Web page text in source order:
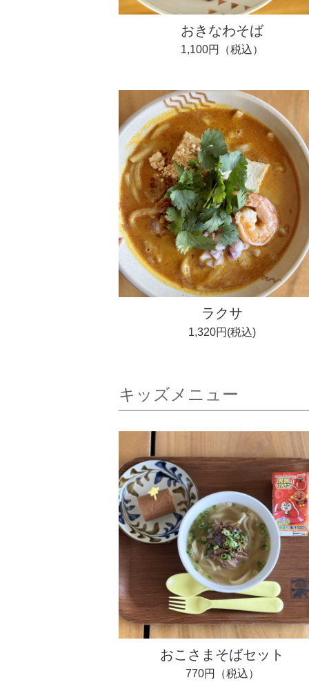
おきなわそば
1,100円（税込）
ラクサ
1,320円(税込)
キッズメニュー
おこさまそばセット
770円（税込）